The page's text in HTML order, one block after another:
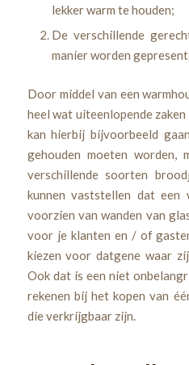
lekker warm te houden;
De verschillende
manier worden
Door middel van een
heel wat uiteenlopende
kan hierbij bijvoorbeeld
gehouden moeten worden,
verschillende soorten
kunnen vaststellen dat een
voorzien van wanden van
voor je klanten en / of
kiezen voor datgene waar
Ook dat is een niet
rekenen bij het kopen van
die verkrijgbaar zijn.